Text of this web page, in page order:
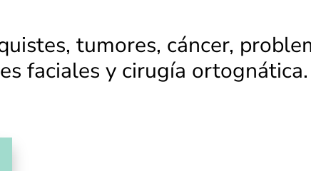
tumores, cáncer,
faciales y cirugía ortognática.